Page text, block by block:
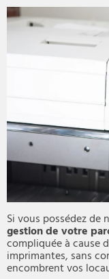
Si vous possédez de
gestion de votre
compliquée à cause
imprimantes, sans
encombrent vos